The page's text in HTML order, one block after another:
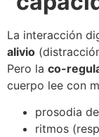
La interacción
alivio
Pero la co-
cuerpo lee con
prosodia
ritmos